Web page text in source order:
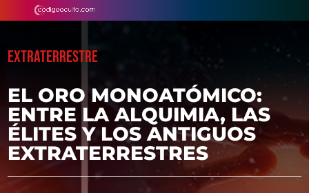
EXTRATERRESTRE
EL ORO MONOATÓMICO:
ENTRE LA ALQUIMIA, LAS
ÉLITES Y LOS ANTIGUOS
EXTRATERRESTRES